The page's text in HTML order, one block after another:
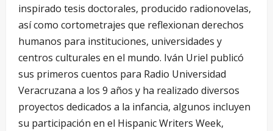
inspirado tesis doctorales, producido radionovelas,
así como cortometrajes que reflexionan derechos
humanos para instituciones, universidades y
centros culturales en el mundo. Iván Uriel publicó
sus primeros cuentos para Radio Universidad
Veracruzana a los 9 años y ha realizado diversos
proyectos dedicados a la infancia, algunos incluyen
su participación en el Hispanic Writers Week,